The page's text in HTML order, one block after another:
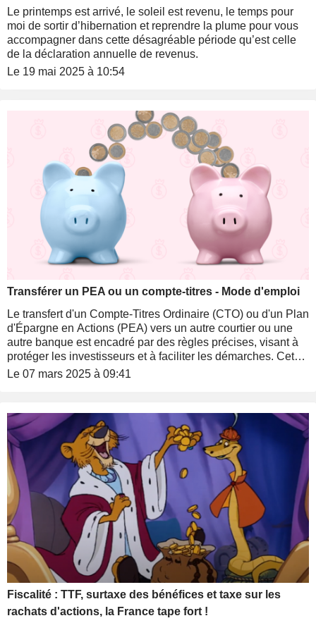
Le printemps est arrivé, le soleil est revenu, le temps pour
moi de sortir d’hibernation et reprendre la plume pour vous
accompagner dans cette désagréable période qu’est celle
de la déclaration annuelle de revenus.
Le 19 mai 2025 à 10:54
Transférer un PEA ou un compte-titres - Mode d'emploi
Le transfert d'un Compte-Titres Ordinaire (CTO) ou d'un Plan
d'Épargne en Actions (PEA) vers un autre courtier ou une
autre banque est encadré par des règles précises, visant à
protéger les investisseurs et à faciliter les démarches. Cet
article se penche sur les modalités de transfert, les
intermédiaire financier.
Le 07 mars 2025 à 09:41
Fiscalité : TTF, surtaxe des bénéfices et taxe sur les
rachats d'actions, la France tape fort !